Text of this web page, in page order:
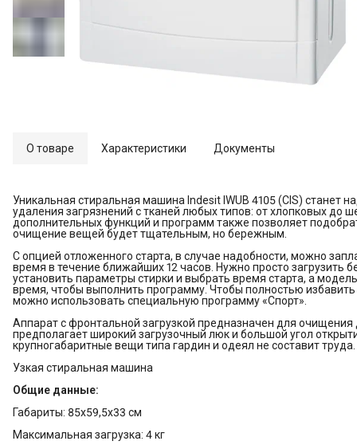
О товаре Характеристики Документы
Уникальная стиральная машина Indesit IWUB 4105 (CIS) станет
удаления загрязнений с тканей любых типов: от хлопковых до
дополнительных функций и программ также позволяет
очищение вещей будет тщательным, но бережным.
С опцией отложенного старта, в случае надобности, можно
время в течение ближайших 12 часов. Нужно просто загрузить
установить параметры стирки и выбрать время старта, а
время, чтобы выполнить программу. Чтобы полностью
можно использовать специальную программу «Спорт».
Аппарат с фронтальной загрузкой предназначен для
предполагает широкий загрузочный люк и большой угол
крупногабаритные вещи типа гардин и одеял не составит труда.
Узкая стиральная машина
Общие данные:
Габариты: 85x59,5x33 см
Максимальная загрузка: 4 кг